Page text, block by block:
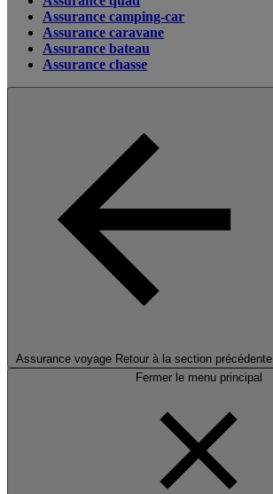
Assurance camping-car
Assurance caravane
Assurance bateau
Assurance chasse
Assurance voyage Retour à la section précédente
Fermer le menu principal